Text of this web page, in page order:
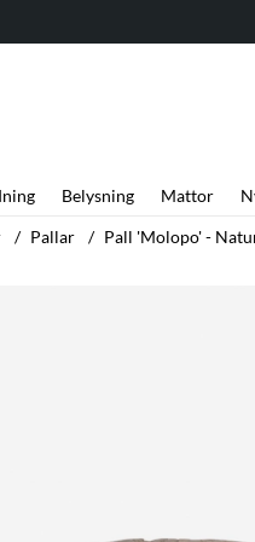
Belysning Mattor
Pallar Pall 'Molopo' -